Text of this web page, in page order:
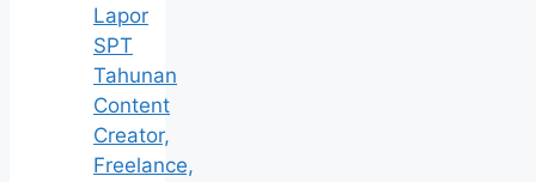
Lapor
SPT
Tahunan
Content
Creator,
Freelance,